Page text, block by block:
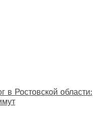
в Ростовской области: